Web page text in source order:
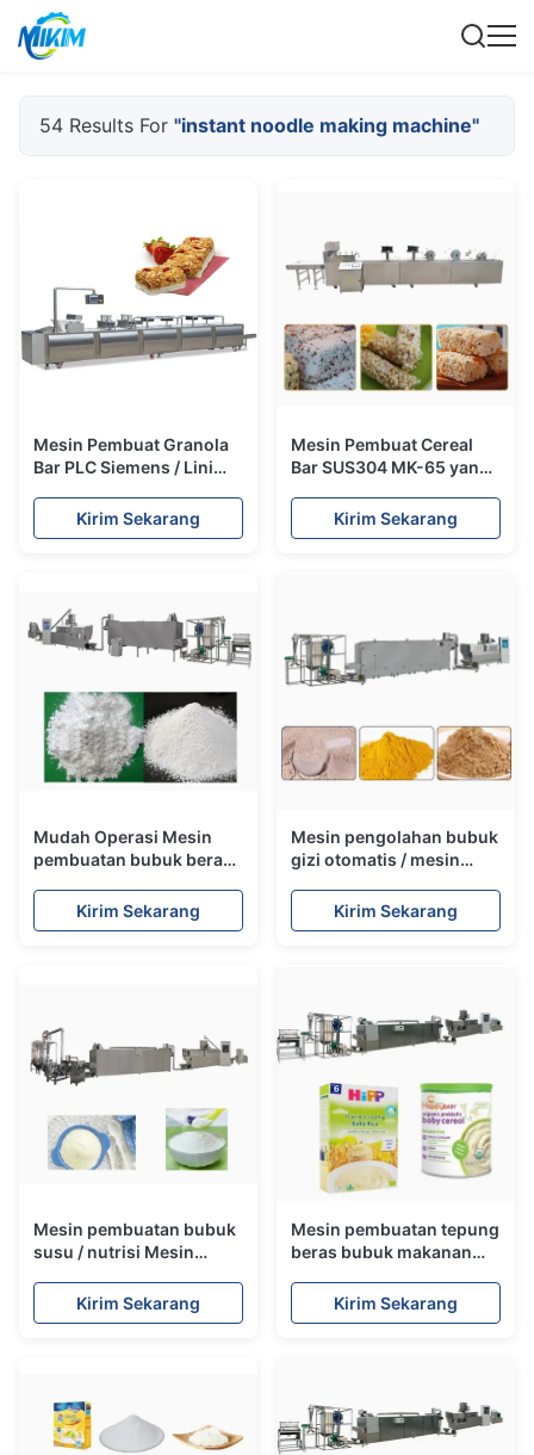
54 Results For "instant noodle making machine"
Mesin Pembuat Granola
Bar PLC Siemens / Lini
300~500kg/Jam
Kirim Sekarang
Mesin Pembuat Cereal
Bar SUS304 MK-65 yang
per jamKirim Sekarang
Mudah Operasi Mesin
pembuatan bubuk beras
makanan bayi 197kw
200~300kg/jam
Kirim Sekarang
Mesin pengolahan bubuk
gizi otomatis / mesin
Kirim Sekarang
Mesin pembuatan bubuk
susu / nutrisi Mesin
Kirim Sekarang
Mesin pembuatan tepung
beras bubuk makanan
Kirim Sekarang